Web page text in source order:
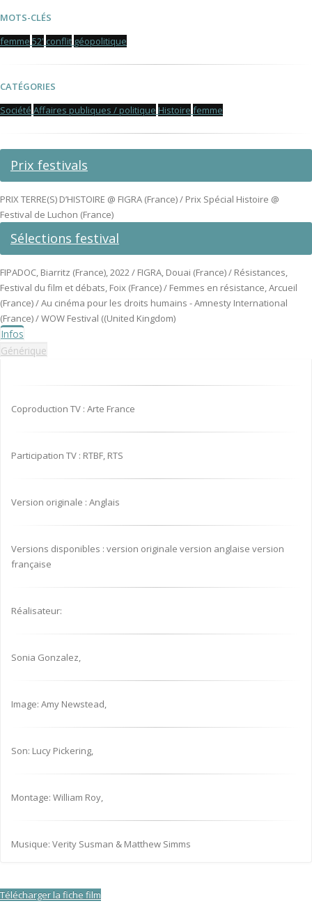
MOTS-CLÉS
femme 52' conflit géopolitique
CATÉGORIES
Société Affaires publiques / politique Histoire femme
Prix festivals
PRIX TERRE(S) D’HISTOIRE @ FIGRA (France) / Prix Spécial Histoire @
Festival de Luchon (France)
Sélections festival
FIPADOC, Biarritz (France), 2022 / FIGRA, Douai (France) / Résistances,
Festival du film et débats, Foix (France) / Femmes en résistance, Arcueil
(France) / Au cinéma pour les droits humains - Amnesty International
(France) / WOW Festival ((United Kingdom)
Infos
Générique
Coproduction TV : Arte France
Participation TV : RTBF, RTS
Version originale : Anglais
Versions disponibles : version originale version anglaise version
française
Réalisateur:
Sonia Gonzalez,
Image: Amy Newstead,
Son: Lucy Pickering,
Montage: William Roy,
Musique: Verity Susman & Matthew Simms
Télécharger la fiche film